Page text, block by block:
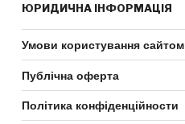
ЮРИДИЧНА ІНФОРМАЦІЯ
Умови користування сайтом
Публічна оферта
Політика конфіденційности